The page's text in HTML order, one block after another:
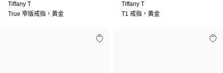
Tiffany T
True 窄版戒指，黃金
Tiffany T
T1 戒指，黃金